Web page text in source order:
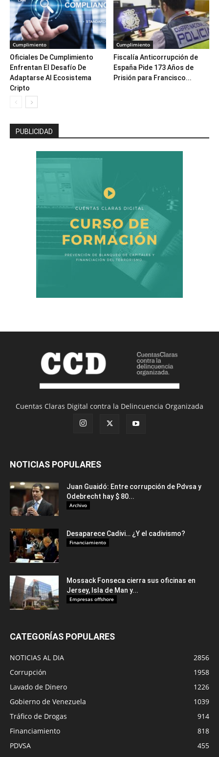
Cumplimiento
Oficiales De Cumplimiento
Enfrentan El Desafío De
Adaptarse Al Ecosistema
Cripto
Cumplimiento
Fiscalía Anticorrupción de
España Pide 173 Años de
Prisión para Francisco...
PUBLICIDAD
Cuentas Claras Digital contra la Delincuencia Organizada
NOTICIAS POPULARES
Juan Guaidó: Entre corrupción de Pdvsa y
Odebrecht hay $ 80...
Archivo
Desaparece Cadivi… ¿Y el cadivismo?
Financiamiento
Mossack Fonseca cierra sus oficinas en
Jersey, Isla de Man y...
Empresas offshore
CATEGORÍAS POPULARES
NOTICIAS AL DIA
2856
Corrupción
1958
Lavado de Dinero
1226
Gobierno de Venezuela
1039
Tráfico de Drogas
914
Financiamiento
818
PDVSA
455